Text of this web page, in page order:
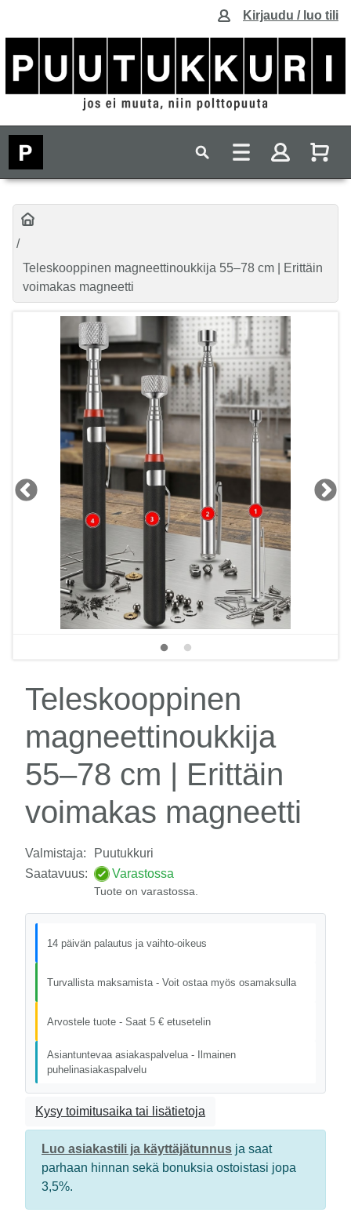
Kirjaudu / luo tili
Teleskooppinen magneettinoukkija 55–78 cm | Erittäin
voimakas magneetti
Teleskooppinen
magneettinoukkija
55–78 cm | Erittäin
voimakas magneetti
Valmistaja:
Puutukkuri
Saatavuus:
Varastossa
Tuote on varastossa.
14 päivän palautus ja vaihto-oikeus
Turvallista maksamista - Voit ostaa myös osamaksulla
Arvostele tuote - Saat 5 € etusetelin
Asiantuntevaa asiakaspalvelua - Ilmainen
puhelinasiakaspalvelu
Kysy toimitusaika tai lisätietoja
Luo asiakastili ja käyttäjätunnus ja saat
parhaan hinnan sekä bonuksia ostoistasi jopa
3,5%.